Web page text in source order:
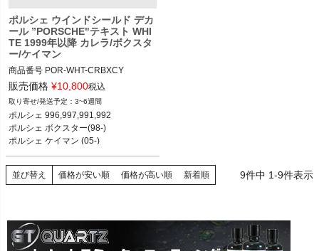
ポルシェ ウインドシールド デカ
ール ”PORSCHE"テキスト WHI
TE 1999年以降 カレラ/ボクスタ
ー/ケイマン
商品番号 POR-WHT-CRBXCY
POR-WHT-CRBXCY
12ADS SKU: 無
販売価格 ¥10,800税込
3~6週間
ポルシェ 996,997,991,992
ポルシェ ボクスター(98-)
ポルシェ ケイマン (05-)
並び替え 価格が安い順 価格が高い順 新着順 9件中 1-9件表示